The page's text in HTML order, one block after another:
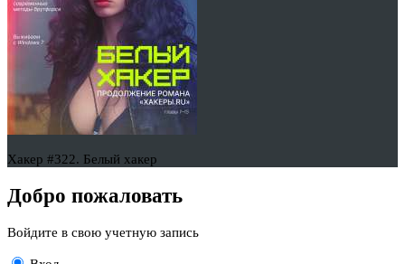
Хакер #322. Белый хакер
Добро пожаловать
Войдите в свою учетную запись